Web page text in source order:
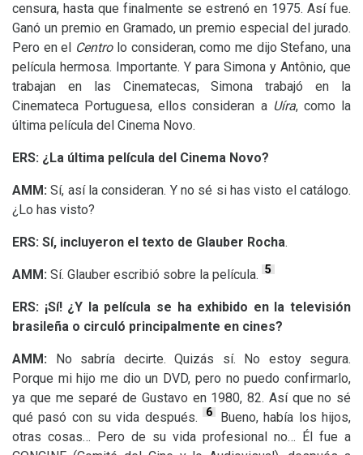
censura, hasta que finalmente se estrenó en 1975. Así fue.
Ganó un premio en Gramado, un premio especial del jurado.
Pero en el Centrolo consideran, como me dijo Stefano, una
película hermosa. Importante. Y para Simona y Antônio, que
trabajan en las Cinematecas, Simona trabajó en la
Cinemateca Portuguesa, ellos consideran a Uíra, como la
última película del Cinema Novo.
ERS: ¿La última película del Cinema Novo?
AMM: Sí, así la consideran. Y no sé si has visto el catálogo.
¿Lo has visto?
ERS: Sí, incluyeron el texto de Glauber Rocha.
AMM: Sí. Glauber escribió sobre la película. 5
ERS: ¡Sí! ¿Y la película se ha exhibido en la televisión
brasileña o circuló principalmente en cines?
AMM: No sabría decirte. Quizás sí. No estoy segura.
Porque mi hijo me dio un DVD, pero no puedo confirmarlo,
ya que me separé de Gustavo en 1980, 82. Así que no sé
qué pasó con su vida después.
6 Bueno, había los hijos,
otras cosas… Pero de su vida profesional no… Él fue a